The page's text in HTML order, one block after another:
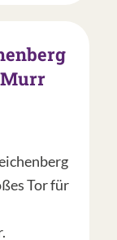
Murr
Tor für